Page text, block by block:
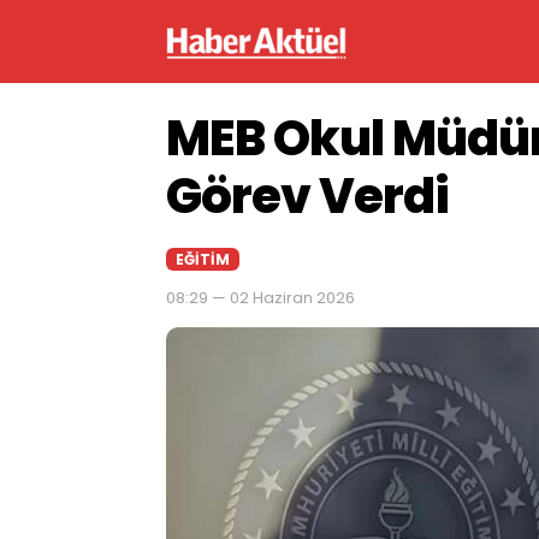
MEB Okul
Görev Verdi
EĞITIM
08:29 — 02 Haziran 2026